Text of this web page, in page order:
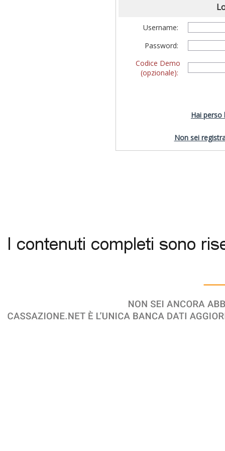
Username:
Password:
Codice Demo
(opzionale):
Hai perso
Non sei